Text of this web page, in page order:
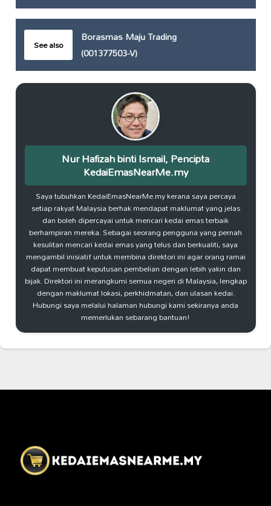
See also
Borasmas Maju Trading
(001377503-V)
Nur Hafizah binti Ismail, Pencipta
KedaiEmasNearMe.my
Saya tubuhkan KedaiEmasNearMe.my kerana saya percaya
setiap rakyat Malaysia berhak mendapat maklumat yang jelas
dan boleh dipercayai untuk mencari kedai emas terbaik
berhampiran mereka. Sebagai seorang pengguna yang pernah
kesulitan mencari kedai emas yang telus dan berkualiti, saya
mengambil inisiatif untuk membina direktori ini agar orang ramai
dapat membuat keputusan pembelian dengan lebih yakin dan
bijak. Direktori ini merangkumi semua negeri di Malaysia, lengkap
dengan maklumat lokasi, perkhidmatan, dan ulasan kedai.
Hubungi saya melalui halaman hubungi kami sekiranya anda
memerlukan sebarang bantuan!